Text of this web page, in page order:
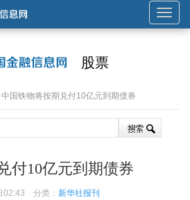
展
开
股票
中国铁物将按期兑付10亿元到期债券
付10亿元到期债券
02:43 分类： 新华社报刊